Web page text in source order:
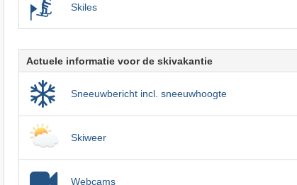
Skiles
Actuele informatie voor de skivakantie
Sneeuwbericht incl. sneeuwhoogte
Skiweer
Webcams